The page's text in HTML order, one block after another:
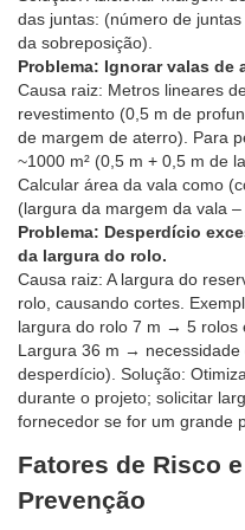
das juntas: (número de
da sobreposição).
Problema: Ignorar valas de
Causa raiz: Metros lineares
revestimento (0,5 m de
de margem de aterro). Para
~1000 m² (0,5 m + 0,5 m de
Calcular área da vala como
(largura da margem da vala
Problema: Desperdício
da largura do rolo.
Causa raiz: A largura do
rolo, causando cortes.
largura do rolo 7 m → 5 rolos
Largura 36 m → necessidade
desperdício). Solução:
durante o projeto; solicitar
fornecedor se for um grande
Fatores de Risco
Prevenção